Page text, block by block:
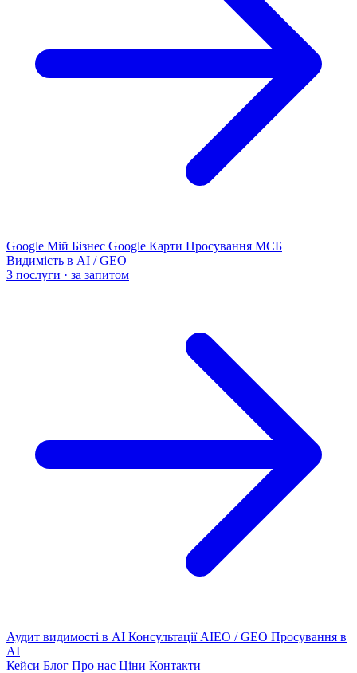
Google Мій Бізнес Google Карти Просування МСБ
Видимість в AI / GEO
3 послуги · за запитом
Аудит видимості в AI Консультації AIEO / GEO Просування в
AI
Кейси Блог Про нас Ціни Контакти